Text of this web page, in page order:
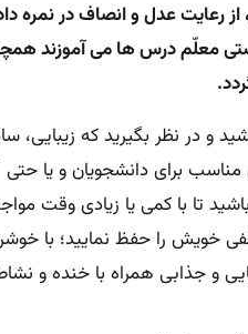
از رعایت عدل و انصاف در
درس ها می آموزند همچنین
و در نظر بگیرید که زیبایی،
مناسب برای دانشجویان و یا
تا با کمی یا زیادی وقت
خویش را حفظ نمایید؛ با
و جذابی همراه با خنده و